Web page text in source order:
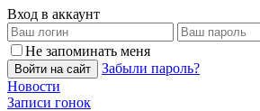
Вход в аккаунт
Не запоминать меня
Войти на сайт
Забыли пароль?
Новости
Записи гонок